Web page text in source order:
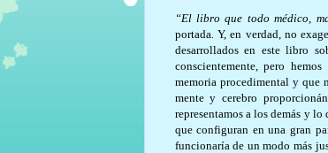
“El libro que todo médico,
portada Y, en verdad, no
desarrollados en este libro
conscientemente, pero
memoria procedimental y que
mente y cerebro
representamos a los demás y
que configuran en una gran
funcionaría de un modo más